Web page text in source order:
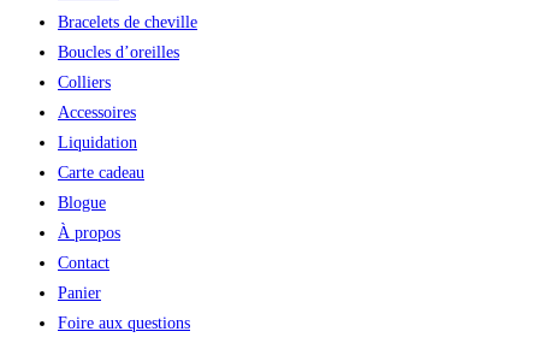
Bracelets de cheville
Boucles d’oreilles
Colliers
Accessoires
Liquidation
Carte cadeau
Blogue
À propos
Contact
Panier
Foire aux questions